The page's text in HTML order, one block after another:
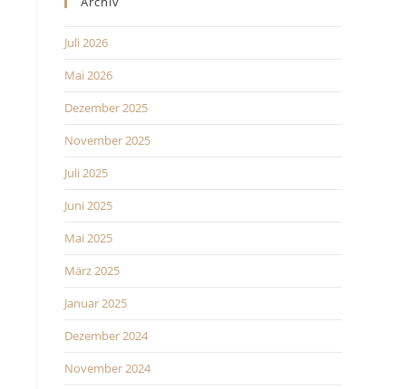
Juli 2026
Mai 2026
Dezember 2025
November 2025
Juli 2025
Juni 2025
Mai 2025
März 2025
Januar 2025
Dezember 2024
November 2024